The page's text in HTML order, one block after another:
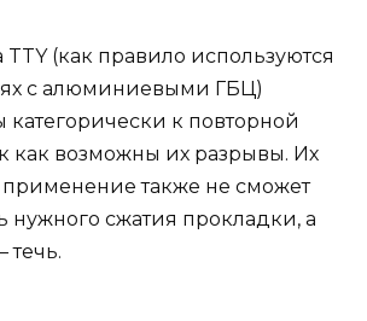
TTY (как правило используются
с алюминиевыми ГБЦ)
к повторной
как возможны их разрывы. Их
применение также не сможет
нужного сжатия прокладки, а
течь.